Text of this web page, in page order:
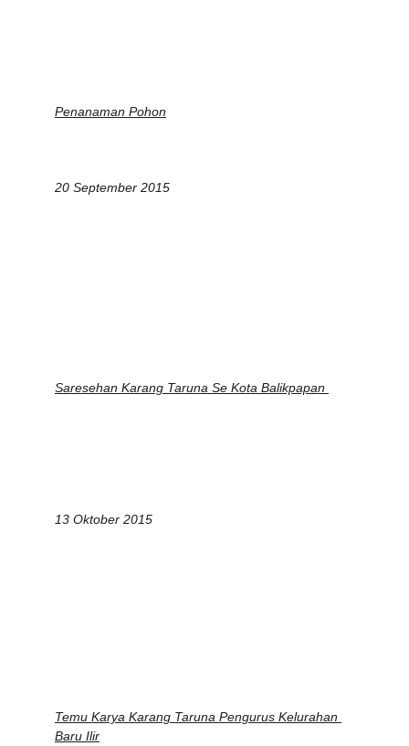
Penanaman Pohon
20 September 2015
Saresehan Karang Taruna Se Kota Balikpapan
13 Oktober 2015
Temu Karya Karang Taruna Pengurus Kelurahan
Baru Ilir